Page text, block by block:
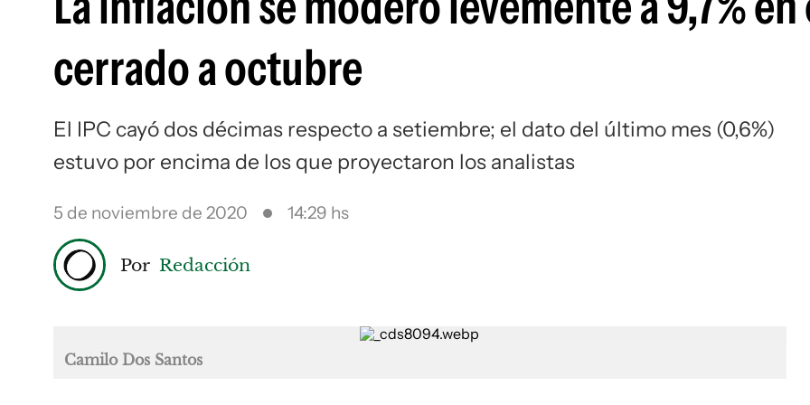
cerrado a octubre
El IPC cayó dos décimas respecto a setiembre; el dato del último mes (0,6%)
estuvo por encima de los que proyectaron los analistas
5 de noviembre de 2020 14:29 hs
Por Redacción
Camilo Dos Santos